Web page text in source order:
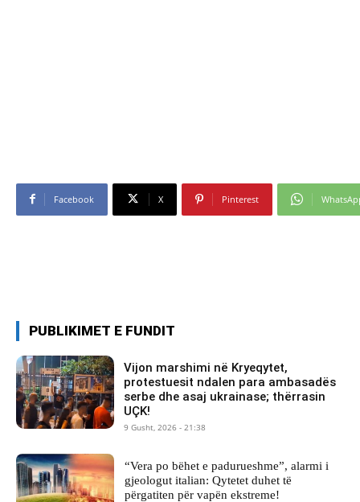
Facebook X Pinterest
PUBLIKIMET E FUNDIT
Vijon marshimi në Kryeqytet,
protestuesit ndalen para ambasadës
serbe dhe asaj ukrainase; thërrasin
UÇK!
9 Gusht, 2026 - 21:38
“Vera po bëhet e padurueshme”, alarmi i
gjeologut italian: Qytetet duhet të
përgatiten për vapën ekstreme!